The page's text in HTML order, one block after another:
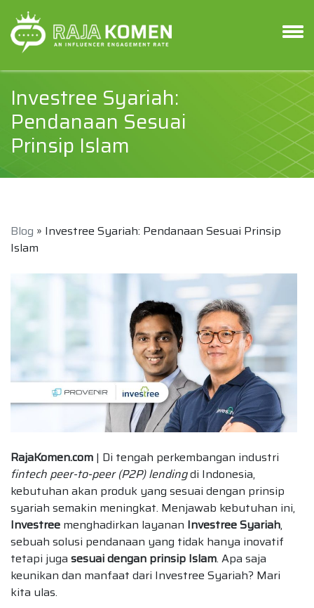
Investree Syariah:
Pendanaan Sesuai
Prinsip Islam
Blog » Investree Syariah: Pendanaan Sesuai Prinsip
Islam
RajaKomen.com | Di tengah perkembangan industri
fintech peer-to-peer (P2P) lendingdi Indonesia,
kebutuhan akan produk yang sesuai dengan prinsip
syariah semakin meningkat. Menjawab kebutuhan ini,
Investree menghadirkan layanan Investree Syariah,
sebuah solusi pendanaan yang tidak hanya inovatif
tetapi juga sesuai dengan prinsip Islam. Apa saja
keunikan dan manfaat dari Investree Syariah? Mari
kita ulas.